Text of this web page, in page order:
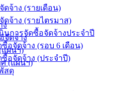
จ้าง (รายเดือน)
ดจ้าง (รายไตรมาส)
นการจัดซื้อจัดจ้างประจำปี
อจัดจ้าง (รอบ 6 เดือน)
อจัดจ้าง (ประจำปี)
สดุ
ง
จัดจ้าง
แผนฯ)
(แผนฯ)